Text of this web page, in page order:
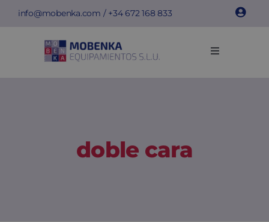
Skipinfo@mobenka.com / +34672 168 833
Toggle
doble cara